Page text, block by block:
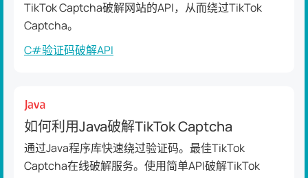
TikTok Captcha破解网站的API，从而绕过TikTok
Captcha。
C#验证码破解API
如何利用Java破解TikTok Captcha
通过Java程序库快速绕过验证码。最佳TikTok
Captcha在线破解服务。使用简单API破解TikTok